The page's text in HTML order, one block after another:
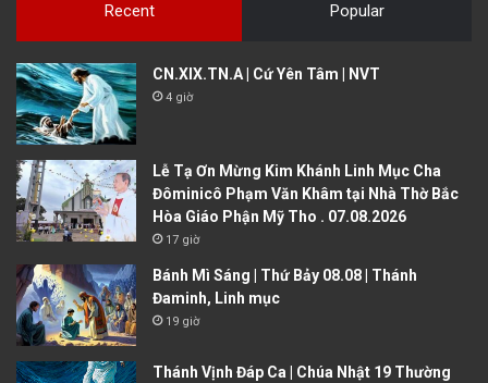
Recent Popular
CN.XIX.TN.A | Cứ Yên Tâm | NVT
4 giờ
Lễ Tạ Ơn Mừng Kim Khánh Linh Mục Cha
Đôminicô Phạm Văn Khâm tại Nhà Thờ Bắc
Hòa Giáo Phận Mỹ Tho . 07.08.2026
17 giờ
Bánh Mì Sáng | Thứ Bảy 08.08 | Thánh
Đaminh, Linh mục
19 giờ
Thánh Vịnh Đáp Ca | Chúa Nhật 19 Thường